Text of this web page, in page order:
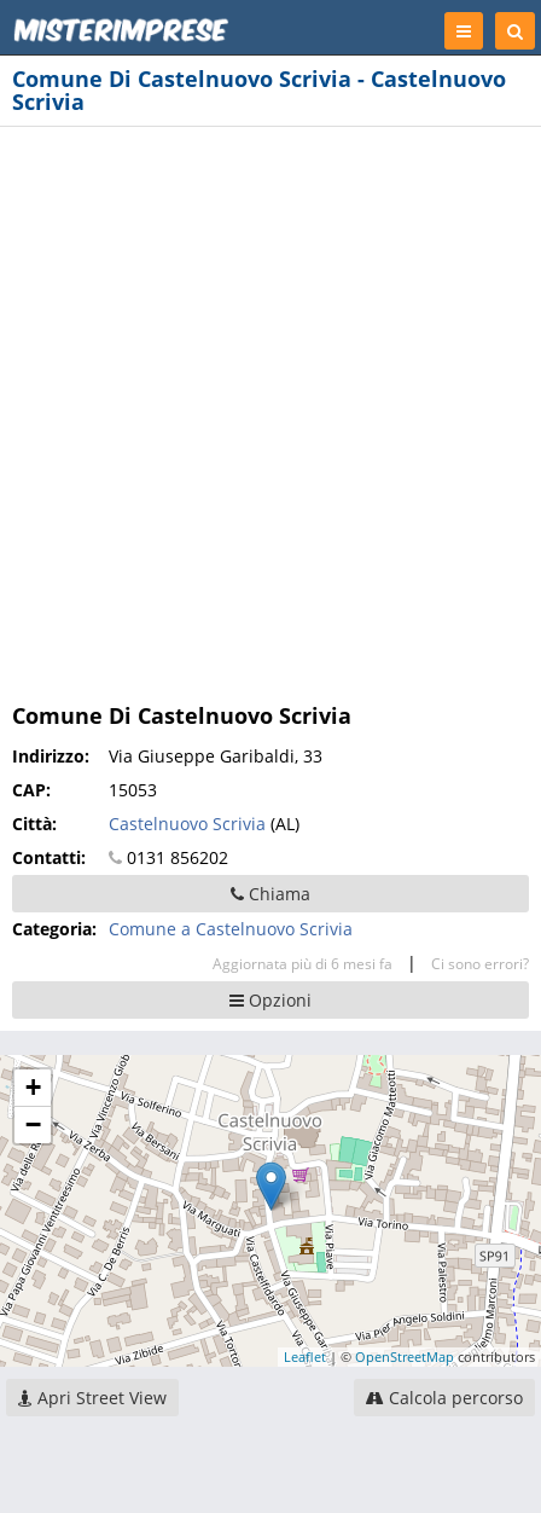
Registrati
Comune Di Castelnuovo Scrivia - Castelnuovo
Scrivia
Comune Di Castelnuovo Scrivia
Indirizzo:
Via Giuseppe Garibaldi, 33
CAP:
15053
Città:
Castelnuovo Scrivia (AL)
Contatti:
0131 856202
Chiama
Categoria: Comune a Castelnuovo Scrivia
Aggiornata più di 6 mesi fa | Ci sono errori?
Opzioni
+
−
Leaflet| © OpenStreetMapcontributors
Apri Street View Calcola percorso